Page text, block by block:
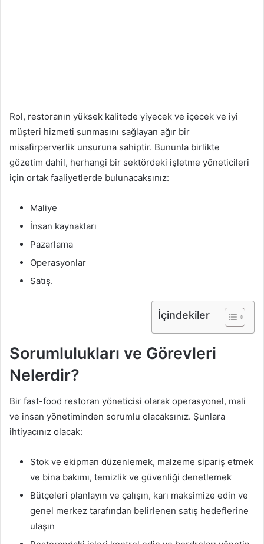
Rol, restoranın yüksek kalitede yiyecek ve içecek ve iyi
müşteri hizmeti sunmasını sağlayan ağır bir
misafirperverlik unsuruna sahiptir. Bununla birlikte
gözetim dahil, herhangi bir sektördeki işletme yöneticileri
için ortak faaliyetlerde bulunacaksınız:
Maliye
İnsan kaynakları
Pazarlama
Operasyonlar
Satış.
İçindekiler
Sorumlulukları ve Görevleri
Nelerdir?
Bir fast-food restoran yöneticisi olarak operasyonel, mali
ve insan yönetiminden sorumlu olacaksınız. Şunlara
ihtiyacınız olacak:
Stok ve ekipman düzenlemek, malzeme sipariş etmek
ve bina bakımı, temizlik ve güvenliği denetlemek
Bütçeleri planlayın ve çalışın, karı maksimize edin ve
genel merkez tarafından belirlenen satış hedeflerine
ulaşın